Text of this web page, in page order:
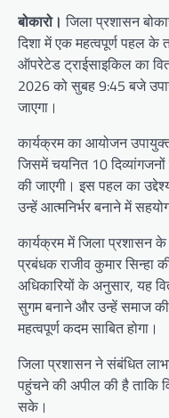
बोकारो। जिला प्रशासन
दिशा में एक महत्वपूर्ण पहल के
ऑपरेटेड ट्राईसाइकिल का
2026 को सुबह 9:45 बजे
जाएगा।
कार्यक्रम का आयोजन
जिसमें चयनित 10
की जाएगी। इस पहल का
उन्हें आत्मनिर्भर बनाने में
कार्यक्रम में जिला प्रशासन के
प्रबंधक राजीव कुमार सिन्हा
अधिकारियों के अनुसार, यह
सुगम बनाने और उन्हें समाज
महत्वपूर्ण कदम साबित होगा।
जिला प्रशासन ने संबंधित
पहुंचने की अपील की है ताकि
सके।